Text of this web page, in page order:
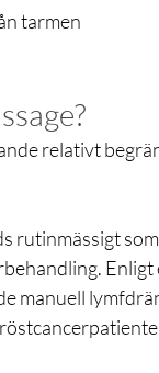
tarmen
relativt
rutinmässigt
manuell